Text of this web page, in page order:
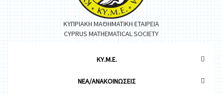
ΚΥΠΡΙΑΚΗ ΜΑΘΗΜΑΤΙΚΗ ΕΤΑΙΡΕΙΑ
CYPRUS MATHEMATICAL SOCIETY
ΚΥ.Μ.Ε.
ΝΕΑ/ΑΝΑΚΟΙΝΩΣΕΙΣ